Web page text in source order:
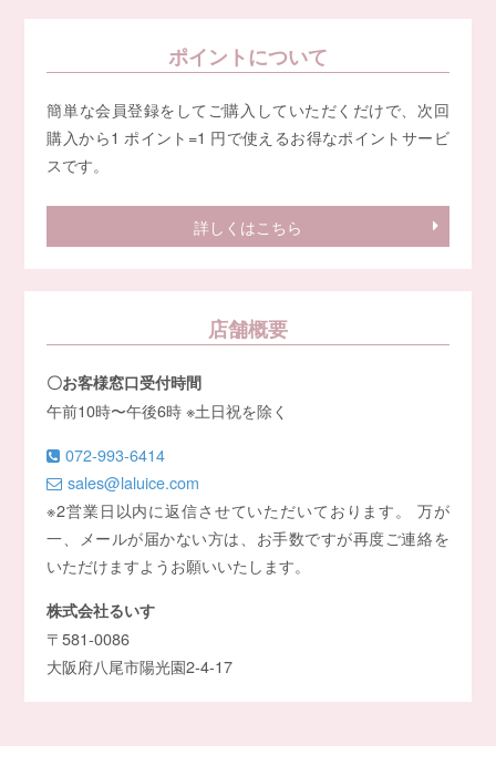
ポイントについて
簡単な会員登録をしてご購入していただくだけで、次回
購入から1 ポイント=1 円で使えるお得なポイントサービ
スです。
詳しくはこちら
店舗概要
〇お客様窓口受付時間
午前10時〜午後6時 ※土日祝を除く
072-993-6414
sales@laluice.com
※2営業日以内に返信させていただいております。 万が
一、メールが届かない方は、お手数ですが再度ご連絡を
いただけますようお願いいたします。
株式会社るいす
〒581-0086
大阪府八尾市陽光園2-4-17